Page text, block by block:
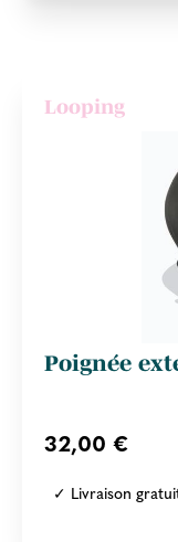
Looping
Poignée
32,00 €
✓ Livraison